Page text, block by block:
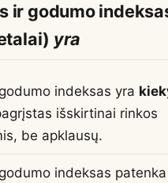
ir godumo
yra
indeksas yra
išskirtinai rinkos
be apklausų.
indeksas